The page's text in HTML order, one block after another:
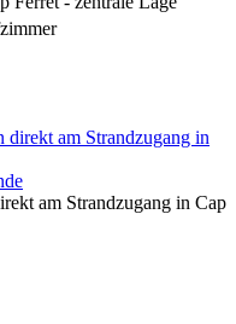
am Strandzugang in Cap